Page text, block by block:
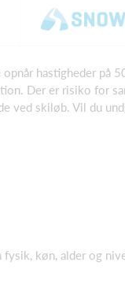
hastigheder på
Der er risiko for
ved skiløb. Vil du
køn, alder og